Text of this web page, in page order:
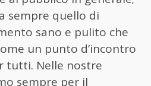
sempre quello di
sano e pulito che
un punto d’incontro
tutti. Nelle nostre
sempre per il